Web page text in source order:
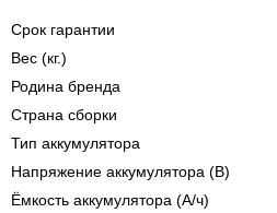
Срок гарантии
Вес (кг.)
Родина бренда
Страна сборки
Тип аккумулятора
Напряжение аккумулятора (В)
Ёмкость аккумулятора (А/ч)